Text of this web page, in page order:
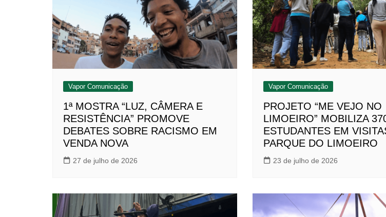
Vapor Comunicação
1ª MOSTRA “LUZ, CÂMERA E
RESISTÊNCIA” PROMOVE
DEBATES SOBRE RACISMO EM
VENDA NOVA
27 de julho de 2026
Vapor Comunicação
PROJETO “ME VEJO NO
LIMOEIRO” MOBILIZA
ESTUDANTES EM
PARQUE DO LIMOEIRO
23 de julho de 2026